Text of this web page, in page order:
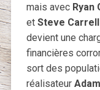
mais avec Ryan
et Steve Carrell
devient une
financières
sort des
réalisateur